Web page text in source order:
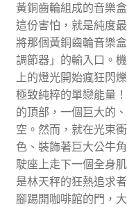
黃銅齒輪組成的音樂
這份害怕，就是純度
將那個黃銅齒輪音樂
調節器」的輸入口。
上的燈光開始瘋狂閃
極致純粹的單戀能量
的頂部，一個巨大的
空。然而，就在光束
色、裝飾著巨大公牛
駛座上走下一個全身
是林天秤的狂熱追求
腳踢開咖啡館的門，